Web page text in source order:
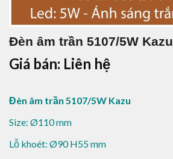
Đèn âm trần 5107/5W Kazu
Giá bán: Liên hệ
Đèn âm trần 5107/5W Kazu
Size: Ø110 mm
Lỗ khoét: Ø90 H55 mm